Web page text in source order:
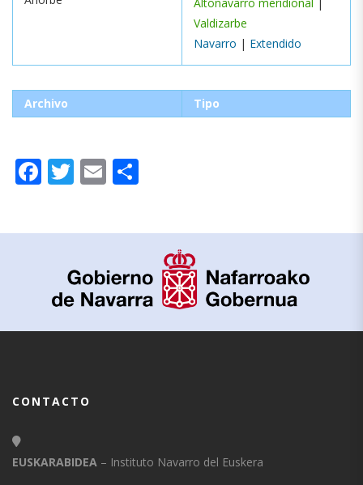
Valdizarbe
Navarro | Extendido
Archivo Tipo
Facebook
Twitter
Email
CONTACTO
EUSKARABIDEA – Instituto Navarro del Euskera